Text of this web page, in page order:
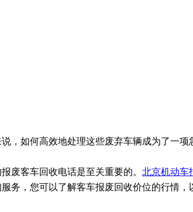
，如何高效地处理这些废弃车辆成为了一项
废客车回收电话是至关重要的。 北京机动车
，您可以了解客车报废回收价位的行情，